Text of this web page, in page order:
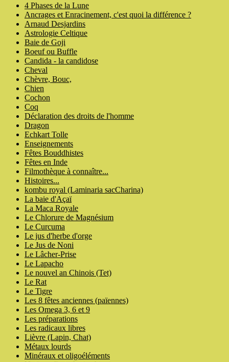
4 Phases de la Lune
Ancrages et Enracinement, c'est quoi la différence ?
Arnaud Desjardins
Astrologie Celtique
Baie de Goji
Boeuf ou Buffle
Candida - la candidose
Cheval
Chèvre, Bouc,
Chien
Cochon
Coq
Déclaration des droits de l'homme
Dragon
Echkart Tolle
Enseignements
Fêtes Bouddhistes
Fêtes en Inde
Filmothèque à connaître...
Histoires...
kombu royal (Laminaria sacCharina)
La baie d'Açaï
La Maca Royale
Le Chlorure de Magnésium
Le Curcuma
Le jus d'herbe d'orge
Le Jus de Noni
Le Lâcher-Prise
Le Lapacho
Le nouvel an Chinois (Tet)
Le Rat
Le Tigre
Les 8 fêtes anciennes (païennes)
Les Omega 3, 6 et 9
Les préparations
Les radicaux libres
Lièvre (Lapin, Chat)
Métaux lourds
Minéraux et oligoéléments